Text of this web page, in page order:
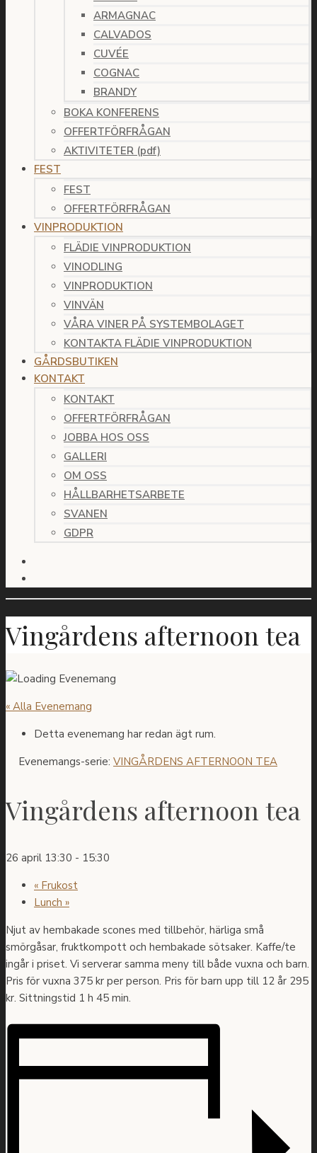
ARMAGNAC
CALVADOS
CUVÉE
COGNAC
BRANDY
BOKA KONFERENS
OFFERTFÖRFRÅGAN
AKTIVITETER (pdf)
FEST
FEST
OFFERTFÖRFRÅGAN
VINPRODUKTION
FLÄDIE VINPRODUKTION
VINODLING
VINPRODUKTION
VINVÄN
VÅRA VINER PÅ SYSTEMBOLAGET
KONTAKTA FLÄDIE VINPRODUKTION
GÅRDSBUTIKEN
KONTAKT
KONTAKT
OFFERTFÖRFRÅGAN
JOBBA HOS OSS
GALLERI
OM OSS
HÅLLBARHETSARBETE
SVANEN
GDPR
Vingårdens afternoon tea
« Alla Evenemang
Detta evenemang har redan ägt rum.
Evenemangs-serie: VINGÅRDENS AFTERNOON TEA
Vingårdens afternoon tea
26 april 13:30 - 15:30
« Frukost
Lunch »
Njut av hembakade scones med tillbehör, härliga små
smörgåsar, fruktkompott och hembakade sötsaker. Kaffe/te
ingår i priset. Vi serverar samma meny till både vuxna och barn.
Pris för vuxna 375 kr per person. Pris för barn upp till 12 år 295
kr. Sittningstid 1 h 45 min.